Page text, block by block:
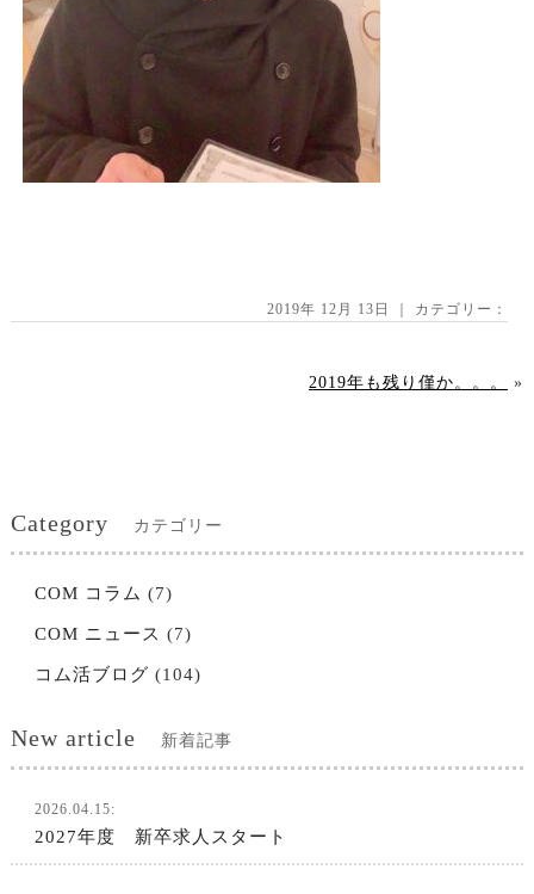
2019年 12月 13日 ｜ カテゴリー：
2019年も残り僅か。。。 »
Category カテゴリー
COM コラム (7)
COM ニュース (7)
コム活ブログ (104)
New article 新着記事
2026.04.15:
2027年度 新卒求人スタート